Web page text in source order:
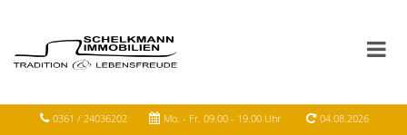
0361 / 24036202 Mo. - Fr. 09.00 - 19.00 Uhr
04.08.2026